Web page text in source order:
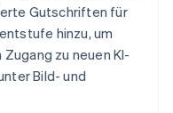
Gutschriften für
hinzu, um
zu neuen KI-
Bild- und